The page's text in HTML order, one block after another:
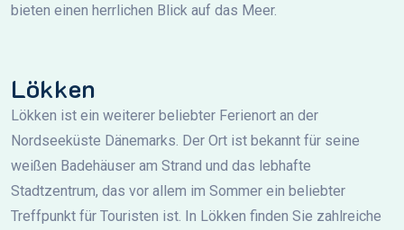
bieten einen herrlichen Blick auf das Meer.
Lökken
Lökken ist ein weiterer beliebter Ferienort an der
Nordseeküste Dänemarks. Der Ort ist bekannt für seine
weißen Badehäuser am Strand und das lebhafte
Stadtzentrum, das vor allem im Sommer ein beliebter
Treffpunkt für Touristen ist. In Lökken finden Sie zahlreiche